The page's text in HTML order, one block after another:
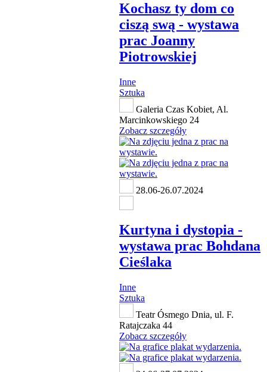
Kochasz ty dom co
ciszą swą - wystawa
prac Joanny
Piotrowskiej
Inne
Sztuka
Galeria Czas Kobiet, Al.
Marcinkowskiego 24
Zobacz szczegóły
28.06-26.07.2024
Kurtyna i dystopia -
wystawa prac Bohdana
Cieślaka
Inne
Sztuka
Teatr Ósmego Dnia, ul. F.
Ratajczaka 44
Zobacz szczegóły